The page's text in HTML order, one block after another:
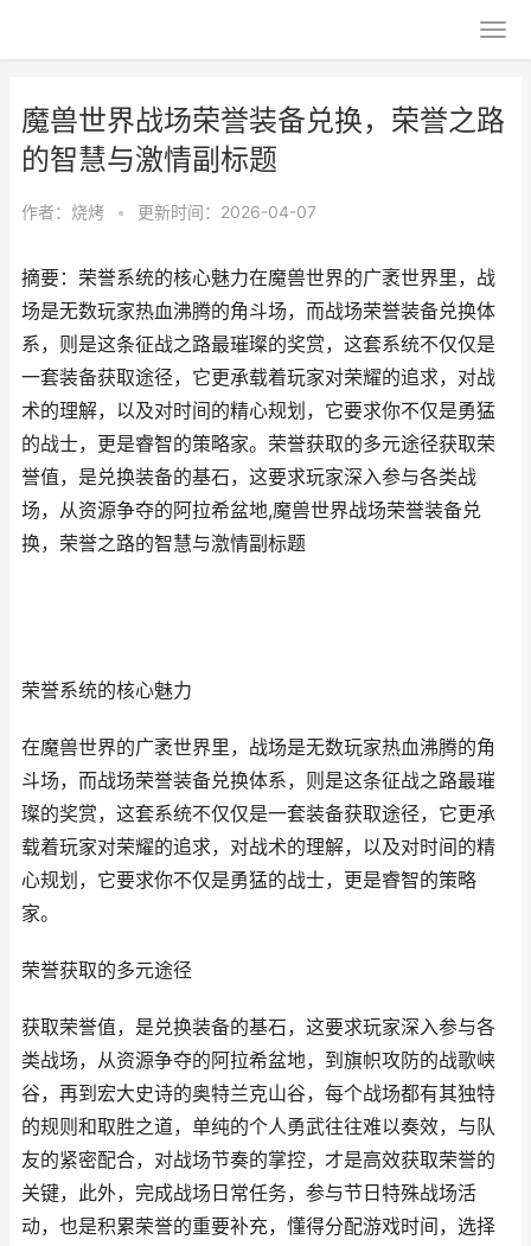
魔兽世界战场荣誉装备兑换，荣誉之路
的智慧与激情副标题
作者： 烧烤 • 更新时间：2026-04-07
摘要：荣誉系统的核心魅力在魔兽世界的广袤世界里，战
场是无数玩家热血沸腾的角斗场，而战场荣誉装备兑换体
系，则是这条征战之路最璀璨的奖赏，这套系统不仅仅是
一套装备获取途径，它更承载着玩家对荣耀的追求，对战
术的理解，以及对时间的精心规划，它要求你不仅是勇猛
的战士，更是睿智的策略家。荣誉获取的多元途径获取荣
誉值，是兑换装备的基石，这要求玩家深入参与各类战
场，从资源争夺的阿拉希盆地,魔兽世界战场荣誉装备兑
换，荣誉之路的智慧与激情副标题
荣誉系统的核心魅力
在魔兽世界的广袤世界里，战场是无数玩家热血沸腾的角
斗场，而战场荣誉装备兑换体系，则是这条征战之路最璀
璨的奖赏，这套系统不仅仅是一套装备获取途径，它更承
载着玩家对荣耀的追求，对战术的理解，以及对时间的精
心规划，它要求你不仅是勇猛的战士，更是睿智的策略
家。
荣誉获取的多元途径
获取荣誉值，是兑换装备的基石，这要求玩家深入参与各
类战场，从资源争夺的阿拉希盆地，到旗帜攻防的战歌峡
谷，再到宏大史诗的奥特兰克山谷，每个战场都有其独特
的规则和取胜之道，单纯的个人勇武往往难以奏效，与队
友的紧密配合，对战场节奏的掌控，才是高效获取荣誉的
关键，此外，完成战场日常任务，参与节日特殊战场活
动，也是积累荣誉的重要补充，懂得分配游戏时间，选择